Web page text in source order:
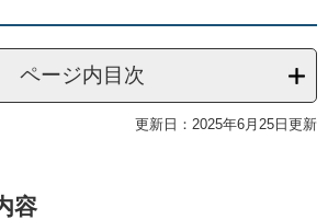
ページ内目次
更新日：2025年6月25日更新
容